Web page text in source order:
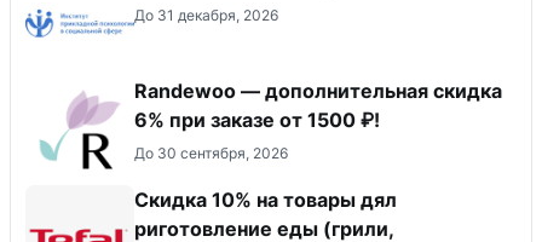
До 31 декабря, 2026
Randewoo — дополнительная скидка
6% при заказе от 1500 ₽!
До 30 сентября, 2026
Скидка 10% на товары дял
риготовление еды (грили,